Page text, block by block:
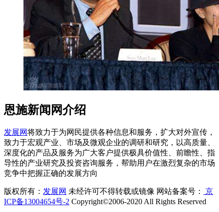
恩施新闻网介绍
发展网将致力于为网民提供各种信息和服务，扩大对外宣传，
致力于宏观产业、市场及微观企业的调研和研究，以高质量、
深度化的产品及服务为广大客户提供极具价值性、前瞻性、指
导性的产业研究及投资咨询服务，帮助用户在激烈复杂的市场
竞争中把握正确的发展方向
版权所有： 发展网 未经许可不得转载或镜像 网站备案号：
京
ICP备13004654号-2 Copyright©2006-2020 All Rights Reserved